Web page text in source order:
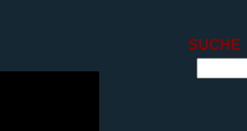
SUCHE